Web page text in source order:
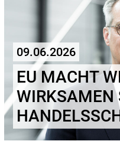
09.06.2026
EU MACHT
WIRKSAMEN